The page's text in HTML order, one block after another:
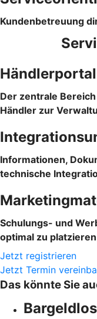
Kundenbetreuung
Händlerportal
Der zentrale
Händler zur
Informationen,
technische
Schulungs- und
optimal zu platzieren
Jetzt registrieren
Jetzt Termin
Das könnte Sie